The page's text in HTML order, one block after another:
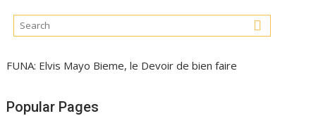
FUNA: Elvis Mayo Bieme, le Devoir de bien faire
Popular Pages